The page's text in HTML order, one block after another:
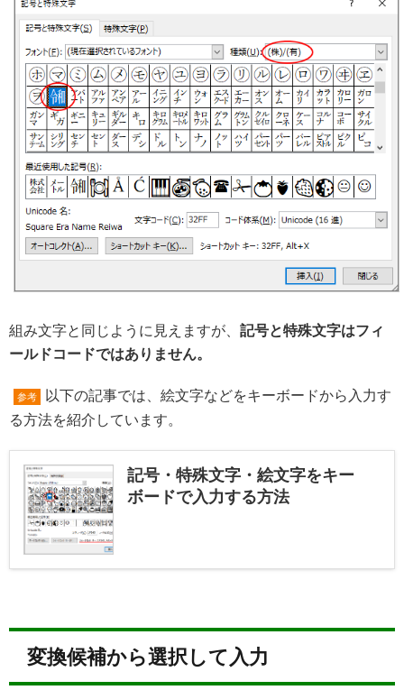
組み文字と同じように見えますが、 記号と特殊文字はフィ
ールドコードではありません。
参考
以下の記事では、絵文字などをキーボードから入力す
る方法を紹介しています。
記号・特殊文字・絵文字をキー
ボードで入力する方法
変換候補から選択して入力